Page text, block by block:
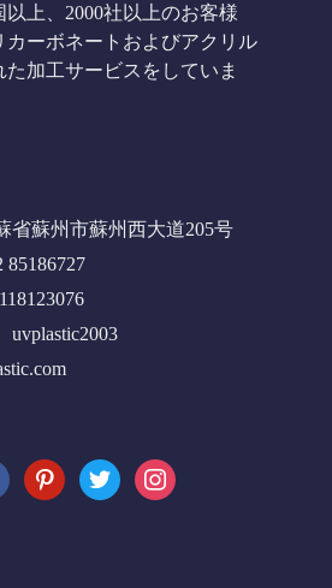
上、2000社以上のお客様
カーボネートおよびアクリル
加工サービスをしていま
省蘇州市蘇州西大道205号
85186727
uvplastic2003
pinteresttwitter instagram